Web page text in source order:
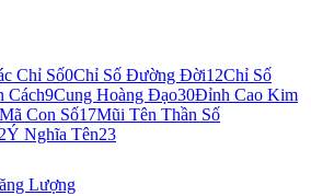
Chỉ Số0Chỉ Số Đường Đời12Chỉ Số
Cách9Cung Hoàng Đạo30Đỉnh Cao Kim
Con Số17Mũi Tên Thần Số
Ý Nghĩa Tên23
Lượng